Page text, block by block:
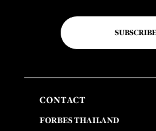
SUBSCRIBE
CONTACT
FORBES THAILAND